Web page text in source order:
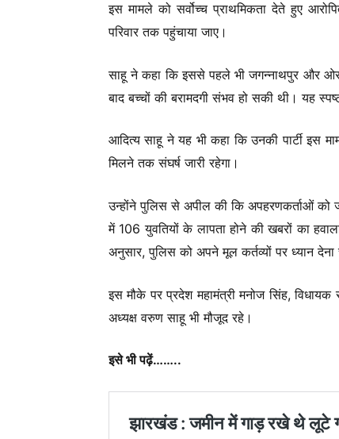
इस मामले को सर्वोच्च प्राथमिकता देते हुए
परिवार तक पहुंचाया जाए।
साहू ने कहा कि इससे पहले भी जगन्नाथपुर और
बाद बच्चों की बरामदगी संभव हो सकी थी। यह
आदित्य साहू ने यह भी कहा कि उनकी पार्टी इस
मिलने तक संघर्ष जारी रहेगा।
उन्होंने पुलिस से अपील की कि अपहरणकर्ताओं को
में 106 युवतियों के लापता होने की खबरों का
अनुसार, पुलिस को अपने मूल कर्तव्यों पर ध्यान देना
इस मौके पर प्रदेश महामंत्री मनोज सिंह, विधायक
अध्यक्ष वरुण साहू भी मौजूद रहे।
इसे भी पढ़ें……..